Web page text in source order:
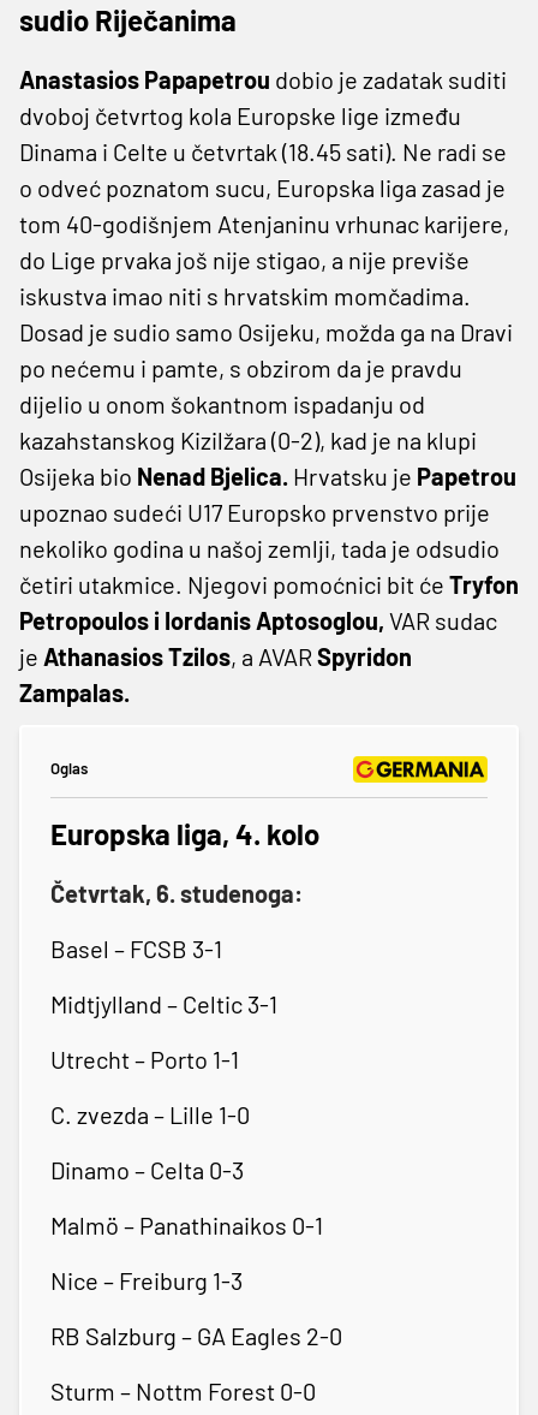
sudio Riječanima
Anastasios Papapetrou dobio je zadatak suditi
dvoboj četvrtog kola Europske lige između
Dinama i Celte u četvrtak (18.45 sati). Ne radi se
o odveć poznatom sucu, Europska liga zasad je
tom 40-godišnjem Atenjaninu vrhunac karijere,
do Lige prvaka još nije stigao, a nije previše
iskustva imao niti s hrvatskim momčadima.
Dosad je sudio samo Osijeku, možda ga na Dravi
po nećemu i pamte, s obzirom da je pravdu
dijelio u onom šokantnom ispadanju od
kazahstanskog Kizilžara (0-2), kad je na klupi
Osijeka bio Nenad Bjelica. Hrvatsku je Papetrou
upoznao sudeći U17 Europsko prvenstvo prije
nekoliko godina u našoj zemlji, tada je odsudio
četiri utakmice. Njegovi pomoćnici bit će Tryfon
Petropoulos i Iordanis Aptosoglou, VAR sudac
je Athanasios Tzilos, a AVAR Spyridon
Zampalas.
Oglas
Europska liga, 4. kolo
Četvrtak, 6. studenoga:
Basel – FCSB 3-1
Midtjylland – Celtic 3-1
Utrecht – Porto 1-1
C. zvezda – Lille 1-0
Dinamo – Celta 0-3
Malmö – Panathinaikos 0-1
Nice – Freiburg 1-3
RB Salzburg – GA Eagles 2-0
Sturm – Nottm Forest 0-0